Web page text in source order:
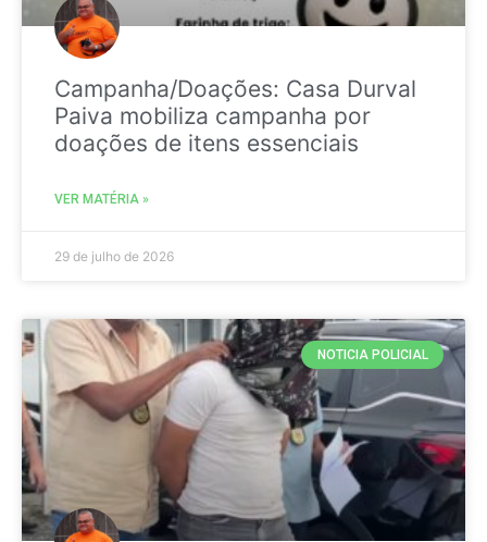
Campanha/Doações: Casa Durval
Paiva mobiliza campanha por
doações de itens essenciais
VER MATÉRIA »
29 de julho de 2026
NOTICIA POLICIAL